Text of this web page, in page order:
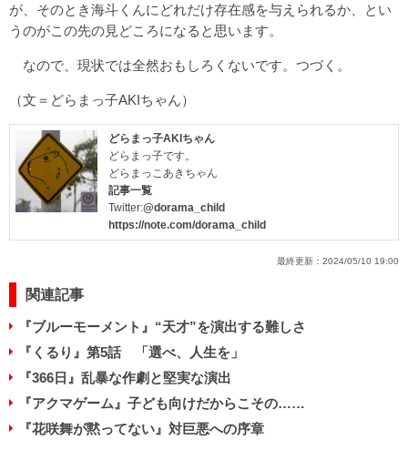
が、そのとき海斗くんにどれだけ存在感を与えられるか、とい
うのがこの先の見どころになると思います。
なので、現状では全然おもしろくないです。つづく。
（文＝どらまっ子AKIちゃん）
どらまっ子AKIちゃん
どらまっ子です。
どらまっこあきちゃん
記事一覧
Twitter:@dorama_child
https://note.com/dorama_child
最終更新： 2024/05/10 19:00
関連記事
『ブルーモーメント』“天才”を演出する難しさ
『くるり』第5話 「選べ、人生を」
『366日』乱暴な作劇と堅実な演出
『アクマゲーム』子ども向けだからこその……
『花咲舞が黙ってない』対巨悪への序章